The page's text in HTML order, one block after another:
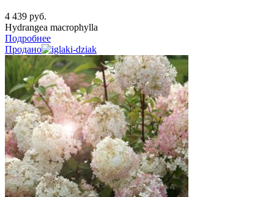
4 439 руб.
Hydrangea macrophylla
Подробнее
Продано